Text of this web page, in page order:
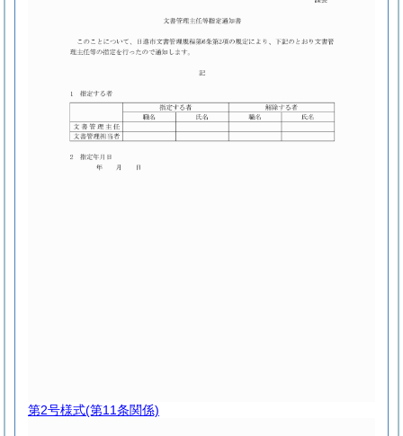
第2号様式(第11条関係)